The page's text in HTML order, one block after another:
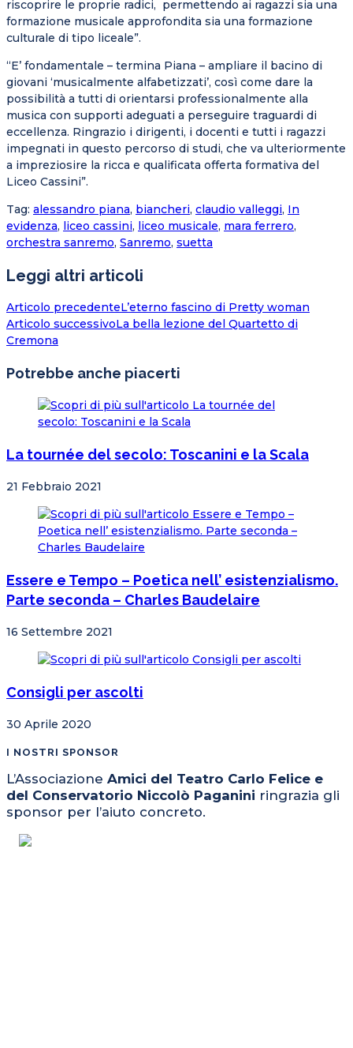
riscoprire le proprie radici, permettendo ai ragazzi sia una
formazione musicale approfondita sia una formazione
culturale di tipo liceale”.
“E’ fondamentale – termina Piana – ampliare il bacino di
giovani ‘musicalmente alfabetizzati’, così come dare la
possibilità a tutti di orientarsi professionalmente alla
musica con supporti adeguati a perseguire traguardi di
eccellenza. Ringrazio i dirigenti, i docenti e tutti i ragazzi
impegnati in questo percorso di studi, che va ulteriormente
a impreziosire la ricca e qualificata offerta formativa del
Liceo Cassini”.
Tag: alessandro piana, biancheri, claudio valleggi, In
evidenza, liceo cassini, liceo musicale, mara ferrero,
orchestra sanremo, Sanremo, suetta
Leggi altri articoli
Articolo precedenteL’eterno fascino di Pretty woman
Articolo successivoLa bella lezione del Quartetto di
Cremona
Potrebbe anche piacerti
La tournée del secolo: Toscanini e la Scala
21 Febbraio 2021
Essere e Tempo – Poetica nell’ esistenzialismo.
Parte seconda – Charles Baudelaire
16 Settembre 2021
Consigli per ascolti
30 Aprile 2020
I NOSTRI SPONSOR
L’Associazione Amici del Teatro Carlo Felice e
del Conservatorio Niccolò Paganini ringrazia gli
sponsor per l’aiuto concreto.